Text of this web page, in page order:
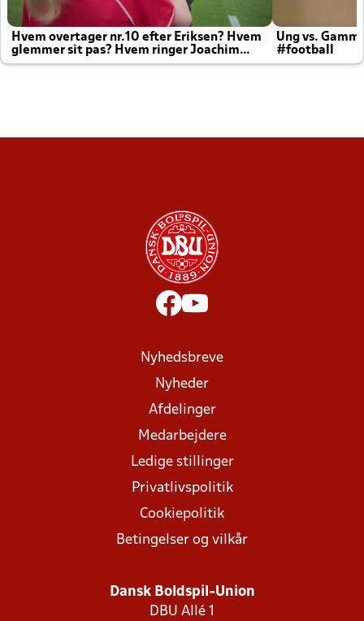
Hvem overtager nr.10 efter Eriksen? Hvem
glemmer sit pas? Hvem ringer Joachim
altid til efter kampe?
Ung vs.
#football
Nyhedsbreve
Nyheder
Afdelinger
Medarbejdere
Ledige stillinger
Privatlivspolitik
Cookiepolitik
Betingelser og vilkår
Dansk Boldspil-Union
DBU Allé 1